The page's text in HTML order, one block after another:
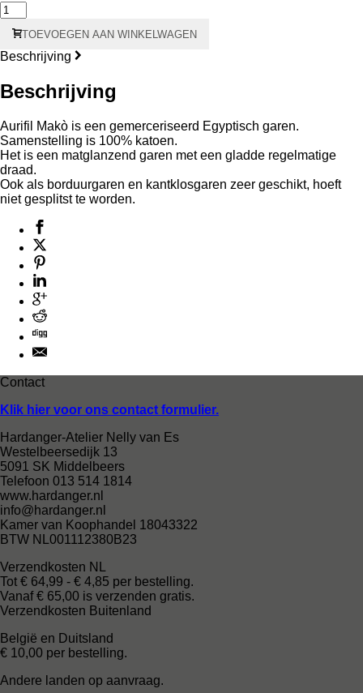
2415
Aurifil
Makò
#28
–
kern
aantal
TOEVOEGEN AAN WINKELWAGEN
Beschrijving
Beschrijving
Aurifil Makò is een gemerceriseerd Egyptisch garen.
Samenstelling is 100% katoen.
Het is een matglanzend garen met een gladde regelmatige
draad.
Ook als borduurgaren en kantklosgaren zeer geschikt, hoeft
niet gesplitst te worden.
Contact
Klik hier voor ons contact formulier.
Hardanger-Atelier Nelly van Es
Westelbeersedijk 13
5091 SK Middelbeers
Telefoon 013 514 1814
www.hardanger.nl
info@hardanger.nl
Kamer van Koophandel 18043322
BTW NL001112380B23
Verzendkosten NL
Tot € 64,99 - € 4,85 per bestelling.
Vanaf € 65,00 is verzenden gratis.
Verzendkosten Buitenland
België en Duitsland
€ 10,00 per bestelling.
Andere landen op aanvraag.